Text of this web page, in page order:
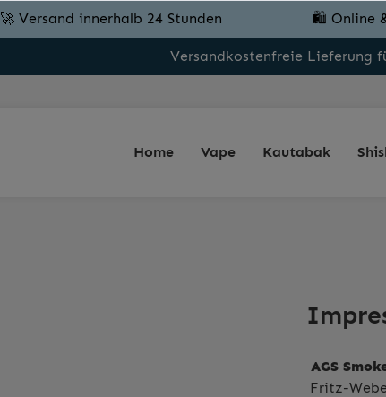
🚀 Versand innerhalb 24 Stunden 🛍️ Online
Versandkostenfreie Lieferung
Home Vape Kautabak
AGS
Fritz-